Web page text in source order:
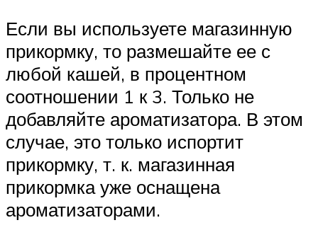
Если вы используете магазинную
прикормку, то размешайте ее с
любой кашей, в процентном
соотношении 1 к 3. Только не
добавляйте ароматизатора. В этом
случае, это только испортит
прикормку, т. к. магазинная
прикормка уже оснащена
ароматизаторами.